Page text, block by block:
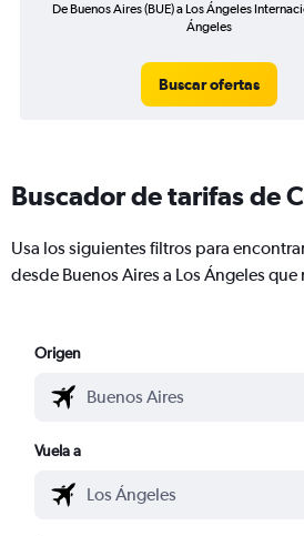
De Buenos Aires (BUE) a Los Ángeles
Ángeles
Buscar ofertas
Buscador de tarifas de
Usa los siguientes filtros para
desde Buenos Aires a Los Ángeles
Origen
Vuela a